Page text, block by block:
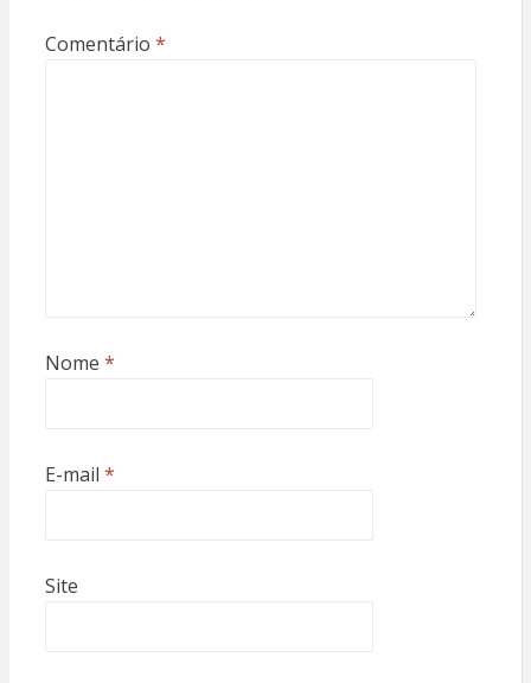
Comentário *
Nome *
E-mail *
Site